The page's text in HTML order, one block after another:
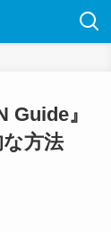
Guide』
方法